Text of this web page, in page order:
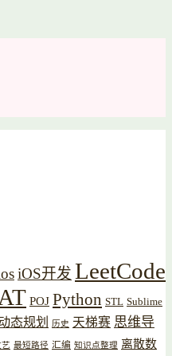
iOS开发 LeetCode
POJ Python STL Sublime
态规划 历史 天梯赛 思维导
艺 最短路径 汇编 知识点整理 离散数